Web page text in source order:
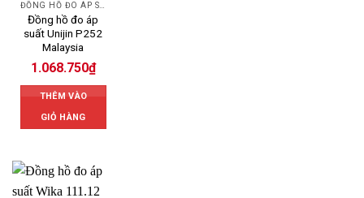
ĐỒNG HỒ ĐO ÁP SUẤT
Đồng hồ đo áp
suất Unijin P252
Malaysia
1.068.750₫
THÊM VÀO
GIỎ HÀNG